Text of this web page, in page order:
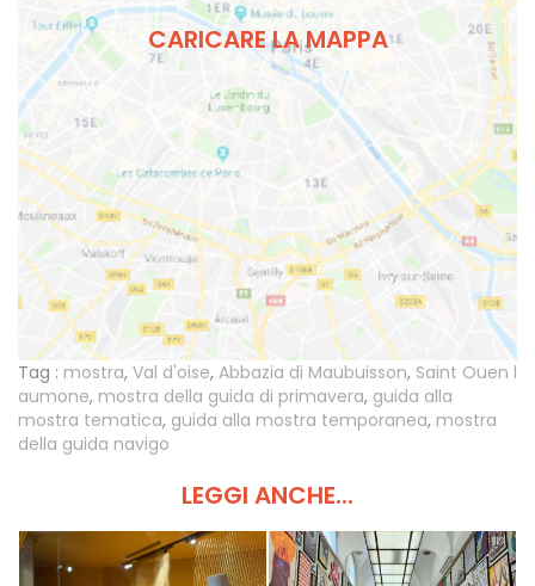
CARICARE LA MAPPA
Tag : mostra, Val d'oise, Abbazia di Maubuisson, Saint Ouen l
aumone, mostra della guida di primavera, guida alla
mostra tematica, guida alla mostra temporanea, mostra
della guida navigo
LEGGI ANCHE...